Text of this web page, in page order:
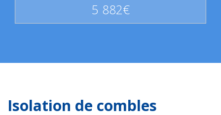
5 882€
Isolation de combles